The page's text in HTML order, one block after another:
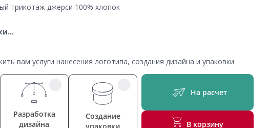
трикотаж джерси 100% хлопок
вам услуги нанесения логотипа, создания дизайна и упаковки
Разработка
дизайна
Создание
На расчет
В корзину